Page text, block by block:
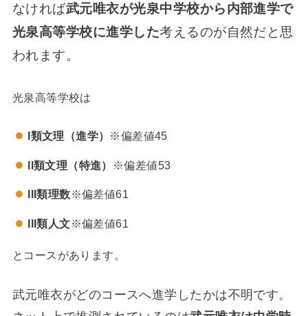
なければ武元唯衣が光泉中学校から内部進学で
光泉高等学校に進学した考えるのが自然だと思
われます。
光泉高等学校は
I類文理（進学） ※偏差値45
II類文理（特進） ※偏差値53
III類理数※偏差値61
III類人文※偏差値61
とコースがあります。
武元唯衣がどのコースへ進学したかは不明です。